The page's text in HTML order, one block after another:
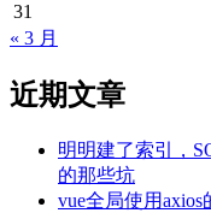
31
« 3 月
近期文章
明明建了索引，
的那些坑
vue全局使用axios